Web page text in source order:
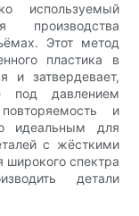
используемый
производства
Этот метод
пластика в
и затвердевает,
под давлением
и
идеальным для
с жёсткими
широкого спектра
детали